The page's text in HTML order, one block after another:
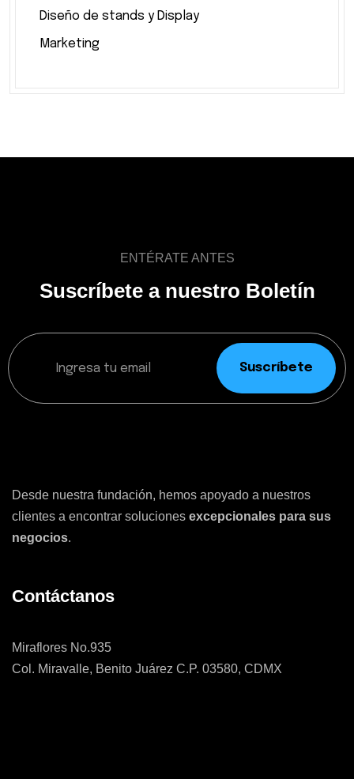
Diseño de stands y Display
Marketing
ENTÉRATE ANTES
Suscríbete a nuestro Boletín
Suscríbete
Desde nuestra fundación, hemos apoyado a nuestros
clientes a encontrar soluciones excepcionales para sus
negocios.
Contáctanos
Miraflores No.935
Col. Miravalle, Benito Juárez C.P. 03580, CDMX